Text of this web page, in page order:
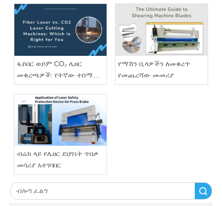
ፋይበር ወይም CO₂ ሌዘር
መቁረጫዎች: የትኛው ተስማሚ
ነው?
የማሽን ቢላዎችን ለመቁረጥ
የመጨረሻው መመሪያ
ብሬክ ላይ የሌዘር ደህንነት ጥበቃ
መሳሪያ አተገባበር